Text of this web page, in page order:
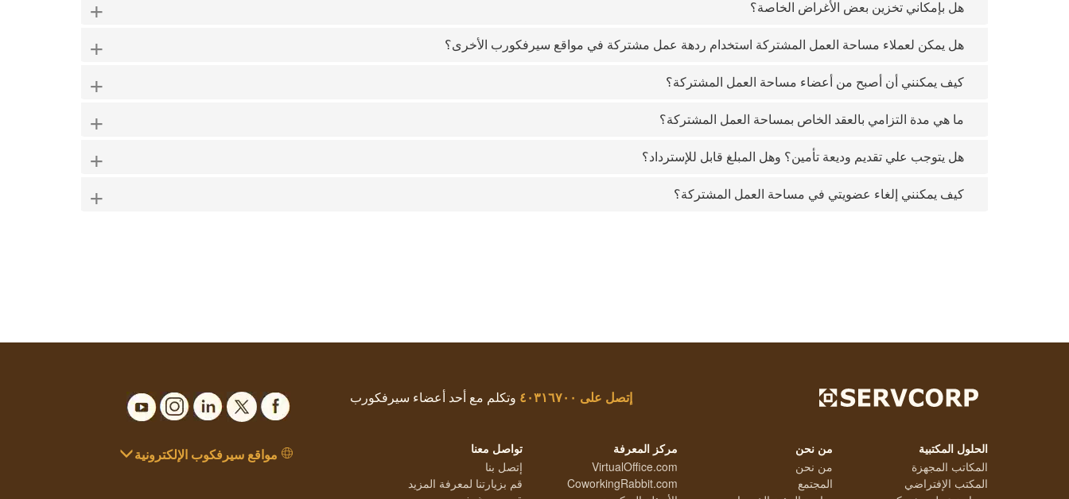
هل بإمكاني تخزين بعض الأغراض الخاصة؟
هل يمكن لعملاء مساحة العمل المشتركة استخدام ردهة عمل مشتركة في مواقع سيرفكورب الأخرى؟ +
كيف يمكنني أن أصبح من أعضاء مساحة العمل المشتركة؟ +
ما هي مدة التزامي بالعقد الخاص بمساحة العمل المشتركة؟ +
هل يتوجب علي تقديم وديعة تأمين؟ وهل المبلغ قابل للإسترداد؟ +
كيف يمكنني إلغاء عضويتي في مساحة العمل المشتركة؟ +
إتصل على ٤٠٣١٦٧٠٠ وتكلم مع أحد أعضاء سيرفكورب
الحلول المكتبية
المكاتب المجهزة
المكتب الإفتراضي
من نحن
من نحن
المجتمع
مركز المعرفة
VirtualOffice.com
CoworkingRabbit.com
تواصل معنا
إتصل بنا
قم بزيارتنا لمعرفة المزيد
مواقع سيرفكوب الإلكترونية